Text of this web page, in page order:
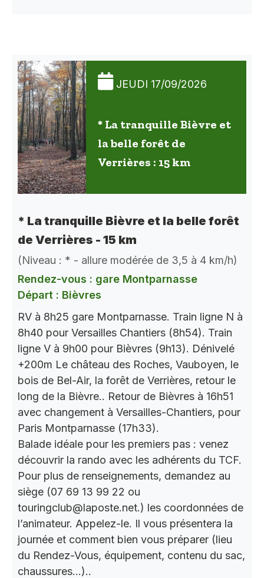
JEUDI 17/09/2026
* La tranquille Bièvre et
la belle forêt de
Verrières : 15 km
* La tranquille Bièvre et la belle forêt
de Verrières - 15 km
(Niveau : * - allure modérée de 3,5 à 4 km/h)
Rendez-vous : gare Montparnasse
Départ : Bièvres
RV à 8h25 gare Montparnasse. Train ligne N à
8h40 pour Versailles Chantiers (8h54). Train
ligne V à 9h00 pour Bièvres (9h13). Dénivelé
+200m Le château des Roches, Vauboyen, le
bois de Bel-Air, la forêt de Verrières, retour le
long de la Bièvre.. Retour de Bièvres à 16h51
avec changement à Versailles-Chantiers, pour
Paris Montparnasse (17h33).
Balade idéale pour les premiers pas : venez
découvrir la rando avec les adhérents du TCF.
Pour plus de renseignements, demandez au
siège (07 69 13 99 22 ou
touringclub@laposte.net.) les coordonnées de
l’animateur. Appelez-le. Il vous présentera la
journée et comment bien vous préparer (lieu
du Rendez-Vous, équipement, contenu du sac,
chaussures…)..